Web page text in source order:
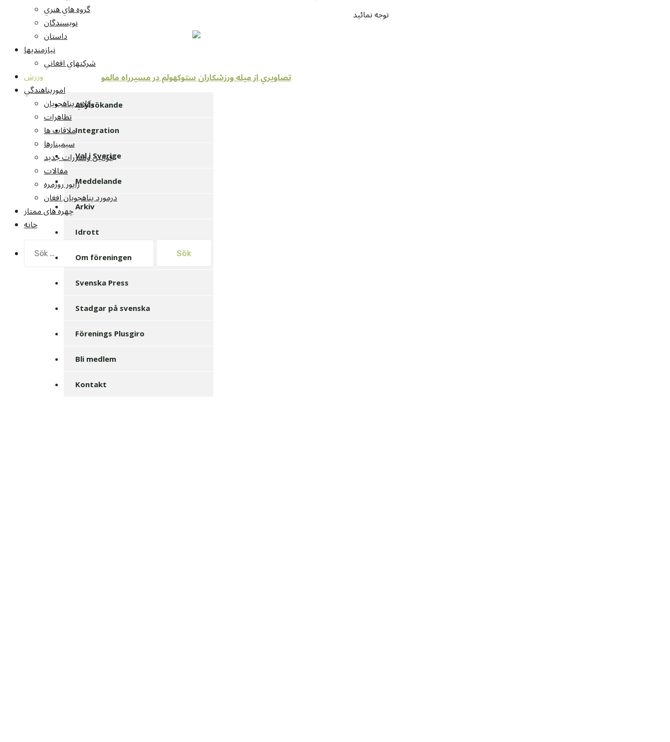
گروه هاي هنري
نويسندگان
داستان
نيازمنديها
شرکتهاي افغاني
ورزش
امورپناهندگي
وکلاي پناهجويان
تظاهرات
ملاقات ها
سيمينارها
قوانين ومقررات جديد
مقالات
راپور روزمره
درمورد پناهجويان افغان
چهره های ممتاز
خانه
efter:
توجه نمائيد
تصاويري از ميله ورزشکاران ستوکهولم در مسيرراه مالمو
Asylsökande
Integration
Val i Sverige
Meddelande
Arkiv
Idrott
Om föreningen
Svenska Press
Stadgar på svenska
Förenings Plusgiro
Bli medlem
Kontakt